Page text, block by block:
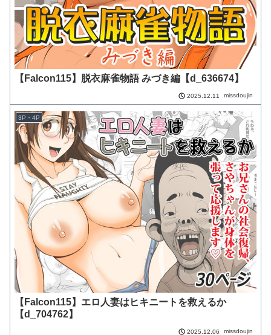
【Falcon115】脱衣麻雀物語 みづき編【d_636674】
2025.12.11 missdoujin
3P・4P
【Falcon115】エロ人妻はヒキニートを救えるか
【d_704762】
2025.12.06 missdoujin